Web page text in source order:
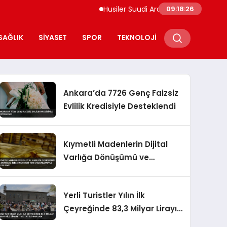
Husiler Suudi Arabistan Necran Havalimanı’na
09:18:27
SIYASET SPOR TEKNOLOJI
Ankara’da 7726 Genç Faizsiz
Evlilik Kredisiyle Desteklendi
Kıymetli Madenlerin Dijital
Varlığa Dönüşümü ve
Yerli Turistler Yılın İlk
Çeyreğinde 83,3 Milyar Lirayı